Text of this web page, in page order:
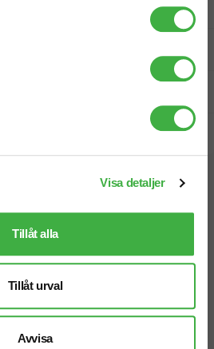
Visa detaljer
Tillåt alla
Tillåt urval
Avvisa